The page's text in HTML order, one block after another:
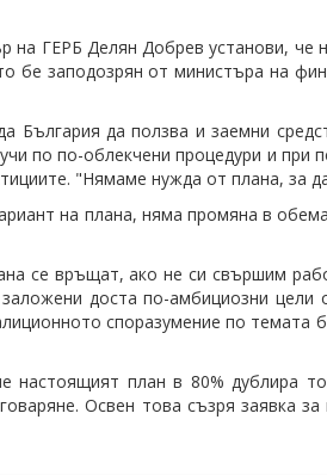
ГЕРБ Делян Добрев установи, че
бе заподозрян от министъра на
да ползва и заемни
по по-облекчени процедури и при
"Нямаме нужда от плана, за
на плана, няма промяна в
се връщат, ако не си свършим
доста по-амбициозни цели
споразумение по темата
настоящият план в 80% дублира
Освен това съзря заявка